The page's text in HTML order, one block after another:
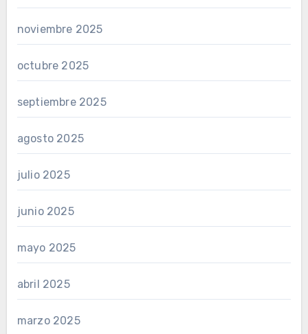
noviembre 2025
octubre 2025
septiembre 2025
agosto 2025
julio 2025
junio 2025
mayo 2025
abril 2025
marzo 2025